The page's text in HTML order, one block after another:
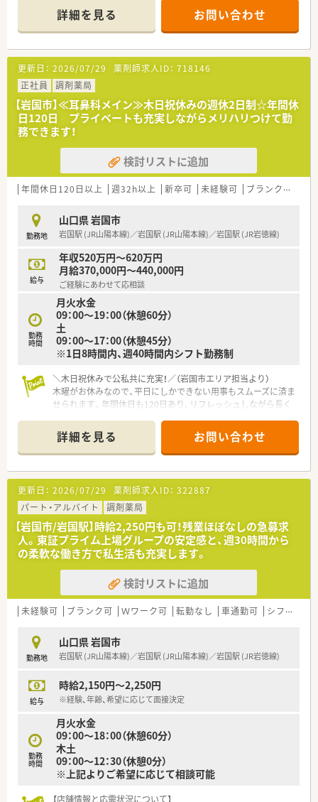
＊------------------------------------------＊
【店舗情報と応需状況について】
■岩国駅より徒歩13分ほどの場所に位置しており、無料駐車場
完備のため毎日のマイカー通勤が非常に快適です。
■いなだ泌尿器科クリニックなど近隣の医療機関より、泌尿器科
と皮膚科の処方箋をメインに受けています。
■処方箋枚数は1日平均40枚から50枚ほどで、多いときでも約
70枚と、落ち着いて調剤に専念できる環境です。
【募集背景と求める人物像について】
■スタッフの退職に伴う組織の体制維持に向けた欠員補充であ
り、即戦力として貢献できる方を急募しています。
■自分自身の目指すキャリア像を明確に持ち、周囲のスタッフと
協調性を保ちながら元気に就業いただける方。
■患者様一人ひとりに対して「えがお」の親身な対応ができ、温
【法人特徴について】
■東証プライム上場スズケングループの一員として、中国地方に
116店舗を展開する中国エリア屈指の調剤チェーンです。
■無理な店舗展開は行わない健全な運営を基本とし、医療や介護
と連携した地域包括ケアの構築に注力しています。
■全店舗にPOSレジや電子天秤一体型鑑査システムなどの最新
機器を導入し、調剤過誤の防止に努めています。
【想定される業務内容】
■処方箋に基づく正確な外来調剤、鑑査、および泌尿器科や皮膚
科を中心とした患者様への服薬指導を行います。
を駆使し、安全で効率的な調剤を遂行します。
■外来業務のほか、店頭でのOTC医薬品の販売や健康相談などを
通じて、地域住民の健康増進をサポートします。
詳細を見る お問い合わせ
更新日： 2026/07/29 薬剤師求人ID： 718146
正社員
調剤薬局
【岩国市】≪耳鼻科メイン≫木日祝休みの週休2日制☆年間休
日120日 プライベートも充実しながらメリハリつけて勤
務できます！
検討リストに追加
年間休日120日以上 週32h以上 新卒可 未経験可 ブランク可
勤務地
山口県 岩国市
岩国駅 (JR山陽本線)／岩国駅 (JR山陽本線)／岩国駅 (JR岩徳線)
給与
年収520万円～620万円
月給370,000円～440,000円
ご経験にあわせて応相談
勤務
時間
月火水金
09：00～19：00（休憩60分）
土
09：00～17：00（休憩45分）
※1日8時間内、週40時間内シフト勤務制
＼木日祝休みで公私共に充実！／（岩国市エリア担当より）
木曜がお休みなので、平日にしかできない用事もスムーズに済ま
せられます。年間休日も120日あり、リフレッシュしながら長く
【店舗情報と応需状況について】
■山口県岩国市の中心部に位置しており、周辺にはショッピング
モールや市役所も揃う利便性の高い立地です。
■近隣の耳鼻咽喉科クリニックから処方箋をメインに受けてお
り、1日あたり約90枚を応需しています。
■花粉症の季節となる2月から4月頃が繁忙期となりますが、体
制が整っているため協力して業務に当たります。
【募集背景と求める人物像について】
■今回は欠員補充のための募集となっており、地域医療に貢献し
たいという意欲のある方を求めています。
■家族経営ならではの温かい雰囲気を大切にしているため、周囲
と円滑なコミュニケーションが取れる方が理想です。
■未経験やブランクがある方も歓迎しており、一人ひとりの習熟
【法人特徴について】
■岩国市内で2店舗を展開する地域密着型の法人で、経営陣との
■ヒューマンエラーを防ぐために最新の監査システムや自動分
包機を積極的に導入し、安全な医療提供に努めています。
時も法人全体で助け合う文化が根付いています。
【想定されるキャリアイメージ】
■耳鼻科領域における深い専門知識を習得することで、特定の診
療科に強い薬剤師としてのキャリアを築けます。
詳細を見る お問い合わせ
更新日： 2026/07/29 薬剤師求人ID： 322887
パート・アルバイト
調剤薬局
【岩国市/岩国駅】時給2,250円も可！残業ほぼなしの急募求
人。東証プライム上場グループの安定感と、週30時間から
の柔軟な働き方で私生活も充実します。
検討リストに追加
未経験可 ブランク可 Ｗワーク可 転勤なし 車通勤可 シフト制
勤務地
山口県 岩国市
岩国駅 (JR山陽本線)／岩国駅 (JR山陽本線)／岩国駅 (JR岩徳線)
給与
時給2,150円～2,250円
※経験、年齢、希望に応じて面接決定
勤務
時間
月火水金
09：00～18：00（休憩60分）
木土
09：00～12：30（休憩0分）
※上記よりご希望に応じて相談可能
【店舗情報と応需状況について】